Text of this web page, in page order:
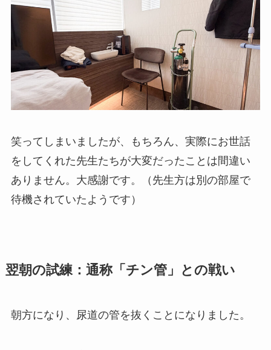
笑ってしまいましたが、もちろん、実際にお世話
をしてくれた先生たちが大変だったことは間違い
ありません。大感謝です。（先生方は別の部屋で
待機されていたようです）
翌朝の試練：通称「チン管」との戦い
朝方になり、尿道の管を抜くことになりました。